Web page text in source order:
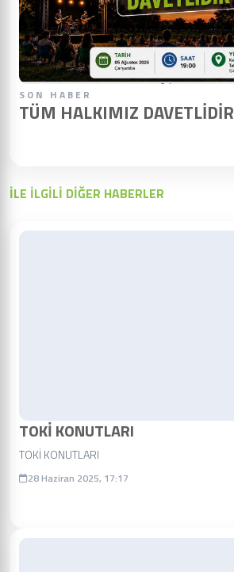
SON HABER
TÜM HALKIMIZ DAVETLIDIR
İLE İLGİLİ DİĞER HABERLER
TOKİ KONUTLARI
TOKİ KONUTLARI
28 Haziran 2025, 17:17